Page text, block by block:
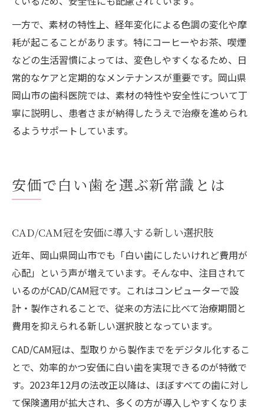
一方で、素材の特性上、経年変化による色調の変化や摩
耗が起こることがあります。特にコーヒーやお茶、喫煙
などの生活習慣によっては、変色しやすくなるため、日
常的なケアと定期的なメンテナンスが重要です。岡山県
岡山市の歯科医院では、素材の特性や安全性について丁
寧に説明し、患者さまが納得したうえで治療を進められ
るようサポートしています。
安価で白い歯を選ぶ新常識とは
CAD/CAM冠を安価に導入する新しい選択肢
近年、岡山県岡山市でも「白い歯にしたいけれど費用が
心配」という声が増えています。そんな中、注目されて
いるのがCAD/CAM冠です。これはコンピューターで設
計・製作されることで、従来の方法に比べて治療期間と
費用を抑えられる新しい選択肢となっています。
CAD/CAM冠は、型取りから製作までをデジタル化するこ
とで、効率的かつ安価に白い歯を実現できるのが特徴で
す。2023年12月の法改正以降は、ほぼすべての歯に対し
て保険適用が拡大され、多くの方が導入しやすくなりま